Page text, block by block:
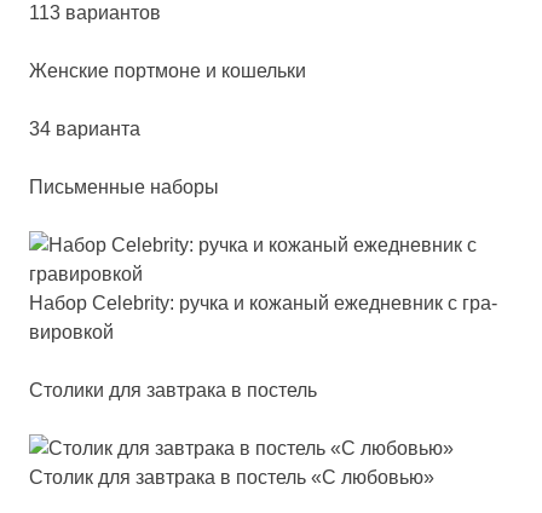
113 вариантов
Жен­ские пор­тмо­не и ко­шель­ки
34 варианта
Письменные наборы
Набор Celeb­rity: руч­ка и ко­жа­ный ежед­нев­ник с гра­
ви­ров­кой
Столики для завтрака в постель
Сто­лик для зав­тра­ка в пос­тель «С лю­бовью»